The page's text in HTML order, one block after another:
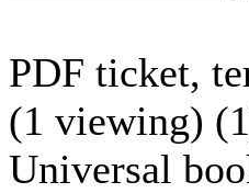
PDF ticket,
(1 viewing)
Universal